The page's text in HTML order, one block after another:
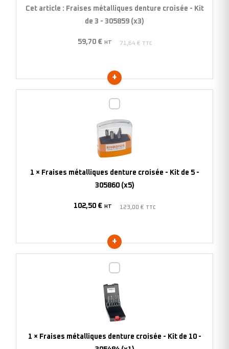
-
Cet article : Fraises métalliques denture croisée - Kit
de 3 - 305859 (x3)
59,70 € HT 71,64 € TTC
denture
croisée
-
1 × Fraises métalliques denture croisée - Kit de 5 -
305860 (x5)
102,50 € HT 123,00 € TTC
denture
croisée
-
1 × Fraises métalliques denture croisée - Kit de 10 -